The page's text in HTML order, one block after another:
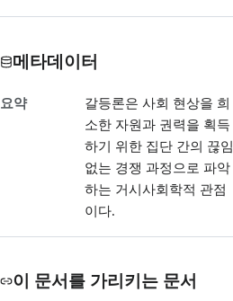
메타데이터
요약
갈등론은 사회 현상을 희
소한 자원과 권력을 획득
하기 위한 집단 간의 끊임
없는 경쟁 과정으로 파악
하는 거시사회학적 관점
이다.
이 문서를 가리키는 문서